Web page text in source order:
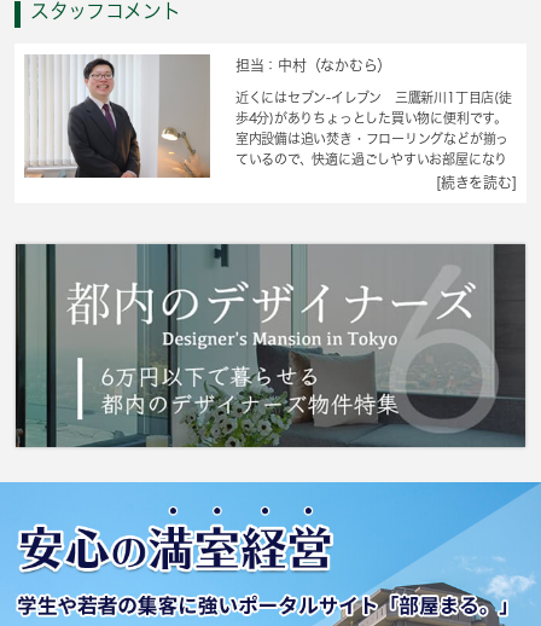
スタッフコメント
担当：中村（なかむら）
近くにはセブン-イレブン 三鷹新川1丁目店(徒
歩4分)がありちょっとした買い物に便利です。
室内設備は追い焚き・フローリングなどが揃っ
ているので、快適に過ごしやすいお部屋になり
ます。一人暮らしをする方にオススメ、暮らし
りは1K。充実した水回りは女性にも好評。三鷹
します。まずはご希望条件などをお申しつけく
ださい。それを元にお客様に合ったお住まいを
ご紹介いたします。
[続きを読む]